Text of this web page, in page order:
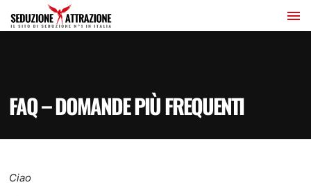
FAQ – DOMANDE PIÙ FREQUENTI
Ciao